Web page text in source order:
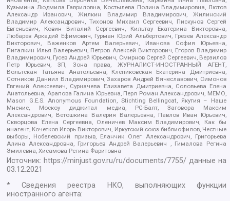
Кузьмина Людмила Гавриловна, Костылева Полина Владимировна, Лютов
Александр Иванович, Жилкин Владимир Владимирович, Жилинский
Владимир Александрович, Тихонов Михаил Сергеевич, Пискунов Сергей
Евгеньевич, Ковин Виталий Сергеевич, Кильтау Екатерина Викторовна,
Любарев Аркадий Ефимович, Гурман Юрий Альбертович, Грезев Александр
Викторович, Важенков Артем Валерьевич, Иванова София Юрьевна,
Пигалкин Илья Валерьевич, Петров Алексей Викторович, Егоров Владимир
Владимирович, Гусев Андрей Юрьевич, Смирнов Сергей Сергеевич, Верзилов
Петр Юрьевич, ЗП, Зона права, ЖУРНАЛИСТ-ИНОСТРАННЫЙ АГЕНТ,
Вольтская Татьяна Анатольевна, Клепиковская Екатерина Дмитриевна,
Сотников Даниил Владимирович, Захаров Андрей Вячеславович, Симонов
Евгений Алексеевич, Сурначева Елизавета Дмитриевна, Соловьева Елена
Анатольевна, Арапова Галина Юрьевна, Перл Роман Александрович, МЕМО,
Mason G.E.S. Anonymous Foundation, Stichting Bellingcat, Якутия – Наше
Мнение, Москоу диджитал медиа, РС-Балт, Заговора Максим
Александрович, Ветошкина Валерия Валерьевна, Павлов Иван Юрьевич,
Скворцова Елена Сергеевна, Оленичев Максим Владимирович, Как бы
инагент, Кочетков Игорь Викторович, Иркутский союз библиофилов, Честные
выборы, Нобелевский призыв, Еланчик Олег Александрович, Григорьева
Алина Александровна, Григорьев Андрей Валерьевич , Гималова Регина
Эмилевна, Хисамова Регина Фаритовна
Источник: https://minjust.gov.ru/ru/documents/7755/ данные на
03.12.2021
* Сведения реестра НКО, выполняющих функции
иностранного агента: